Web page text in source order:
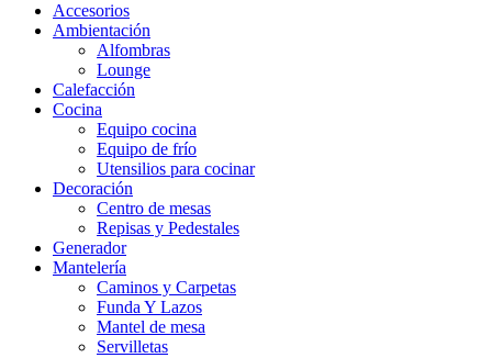
Accesorios
Ambientación
Alfombras
Lounge
Calefacción
Cocina
Equipo cocina
Equipo de frío
Utensilios para cocinar
Decoración
Centro de mesas
Repisas y Pedestales
Generador
Mantelería
Caminos y Carpetas
Funda Y Lazos
Mantel de mesa
Servilletas